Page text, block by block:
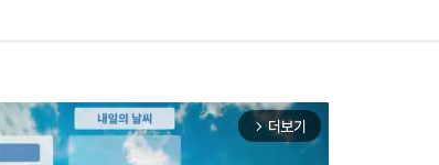
arrow_forward_ios 더보기